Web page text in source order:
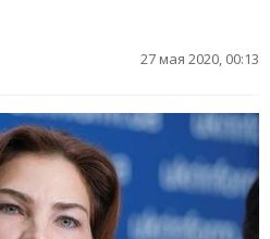
27 мая 2020, 00:13